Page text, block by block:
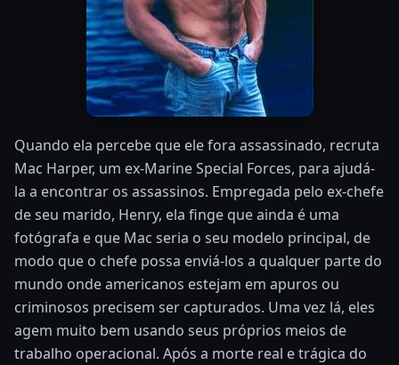
Quando ela percebe que ele fora assassinado, recruta
Mac Harper, um ex-Marine Special Forces, para ajudá-
la a encontrar os assassinos. Empregada pelo ex-chefe
de seu marido, Henry, ela finge que ainda é uma
fotógrafa e que Mac seria o seu modelo principal, de
modo que o chefe possa enviá-los a qualquer parte do
mundo onde americanos estejam em apuros ou
criminosos precisem ser capturados. Uma vez lá, eles
agem muito bem usando seus próprios meios de
trabalho operacional. Após a morte real e trágica do